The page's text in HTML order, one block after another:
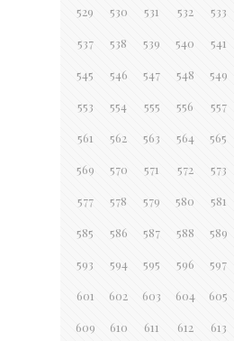
529 530 531 532 533
537 538 539 540 541
545 546 547 548 549
553 554 555 556 557
561 562 563 564 565
569 570 571 572 573
577 578 579 580 581
585 586 587 588 589
593 594 595 596 597
601 602 603 604 605
609 610 611 612 613